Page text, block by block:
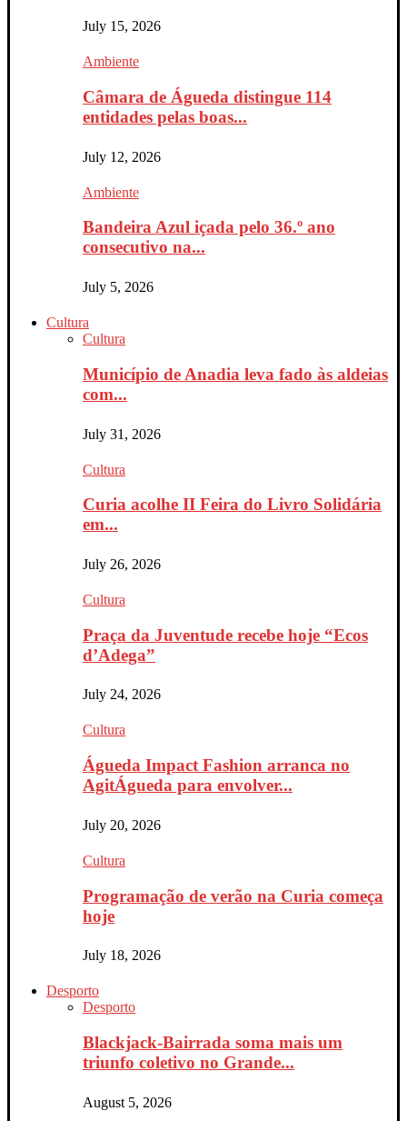
July 15, 2026
Ambiente
Câmara de Águeda distingue 114
entidades pelas boas...
July 12, 2026
Ambiente
Bandeira Azul içada pelo 36.º ano
consecutivo na...
July 5, 2026
Cultura
Cultura
Município de Anadia leva fado às aldeias
com...
July 31, 2026
Cultura
Curia acolhe II Feira do Livro Solidária
em...
July 26, 2026
Cultura
Praça da Juventude recebe hoje “Ecos
d’Adega”
July 24, 2026
Cultura
Águeda Impact Fashion arranca no
AgitÁgueda para envolver...
July 20, 2026
Cultura
Programação de verão na Curia começa
hoje
July 18, 2026
Desporto
Desporto
Blackjack-Bairrada soma mais um
triunfo coletivo no Grande...
August 5, 2026